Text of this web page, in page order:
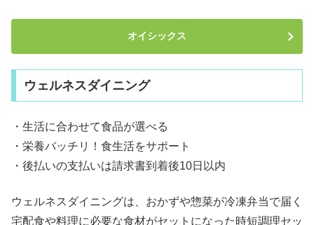
オイシックス
ウェルネスダイニング
・生活に合わせて食品が選べる
・栄養バッチリ！食生活をサポート
・後払いの支払いは請求書到着後10日以内
ウェルネスダイニングは、おかずや惣菜が冷凍弁当で届く
宅配食や料理に必要な食材がセットになった時短調理セッ